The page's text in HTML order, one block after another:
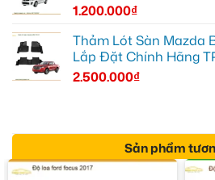
1.200.000₫
Thảm Lót Sàn Mazda
Lắp Đặt Chính Hãng
2.500.000₫
Sản phẩm